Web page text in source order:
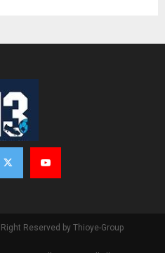
Reserved by Thioye-Group